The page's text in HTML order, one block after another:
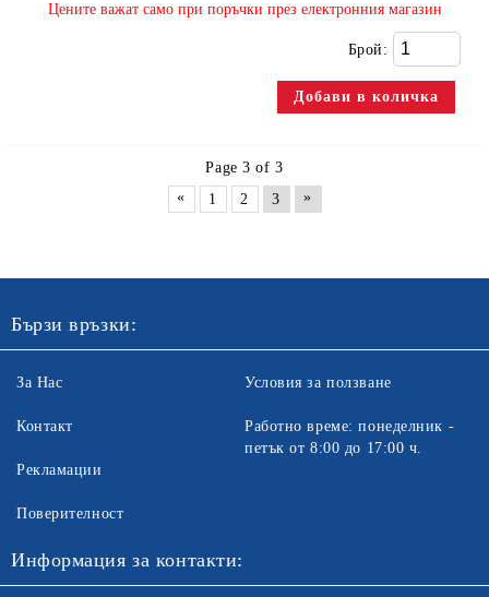
​Цените важат само при поръчки през електронния магазин
Брой:
Page 3 of 3
«
1 2 3 »
Бързи връзки:
За Нас
Контакт
Рекламации
Поверителност
Условия за ползване
Работно време: понеделник -
петък от 8:00 до 17:00 ч.
Информация за контакти: